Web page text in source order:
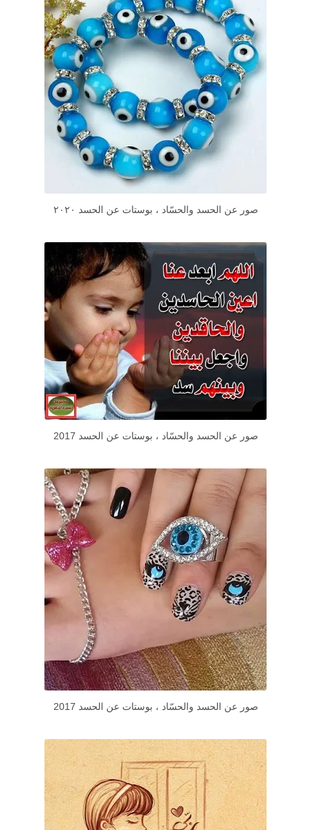
صور عن الحسد والحسّاد ، بوستات عن الحسد ٢٠٢٠
صور عن الحسد والحسّاد ، بوستات عن الحسد 2017
صور عن الحسد والحسّاد ، بوستات عن الحسد 2017